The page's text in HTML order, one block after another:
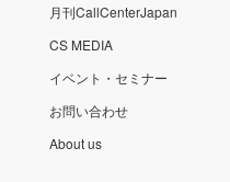
月刊CallCenterJapan
CS MEDIA
イベント・セミナー
お問い合わせ
About us